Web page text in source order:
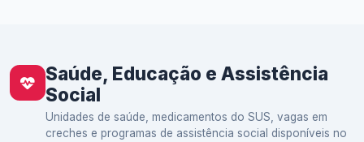
Saúde, Educação e Assistência
Social
Unidades de saúde, medicamentos do SUS, vagas em
creches e programas de assistência social disponíveis no